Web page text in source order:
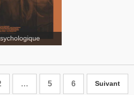
… 5 6 Suivant